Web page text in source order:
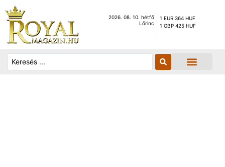
2026. 08. 10. hétfő
Lőrinc
1 EUR 364 HUF
1 GBP 425 HUF